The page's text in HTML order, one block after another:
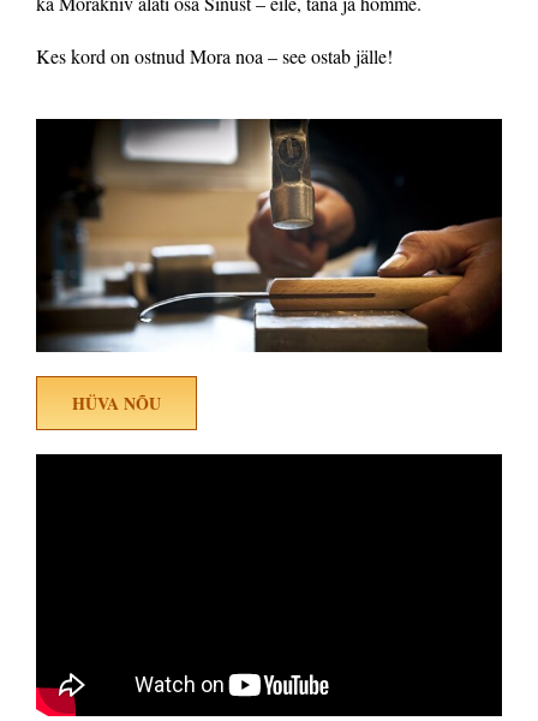
Kes kord on ostnud Mora noa – see ostab jälle!
HÜVA NÕU